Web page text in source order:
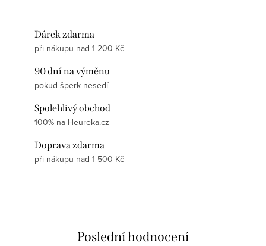
Dárek zdarma
při nákupu nad 1 200 Kč
90 dní na výměnu
pokud šperk nesedí
Spolehlivý obchod
100% na Heureka.cz
Doprava zdarma
při nákupu nad 1 500 Kč
Poslední hodnocení